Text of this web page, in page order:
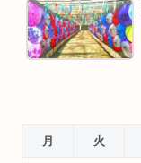
月 火